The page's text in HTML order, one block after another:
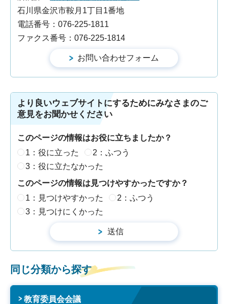
石川県金沢市鞍月1丁目1番地
電話番号：076-225-1811
ファクス番号：076-225-1814
より良いウェブサイトにするためにみなさまのご
意見をお聞かせください
このページの情報はお役に立ちましたか？
1：役に立った
2：ふつう
3：役に立たなかった
このページの情報は見つけやすかったですか？
1：見つけやすかった
2：ふつう
3：見つけにくかった
同じ分類から探す
教育委員会会議